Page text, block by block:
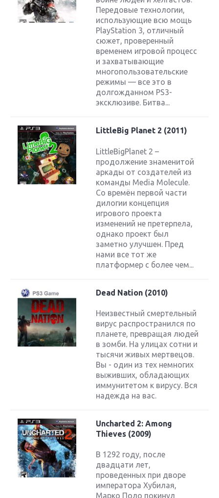
Передовые технологии,
использующие всю мощь
PlayStation 3, отличный
сюжет, проверенный
временем игровой процесс
и захватывающие
многопользовательские
режимы — все это в
долгожданном PS3-
эксклюзиве. Битва...
LittleBig Planet 2 (2011)
LittleBigPlanet 2 –
продолжение знаменитой
аркады от создателей из
команды Media Molecule.
Со времён первой части
дилогии концепция
игрового проекта
изменений не претерпела,
однако проект был
заметно улучшен. Пред
нами все тот же
платформер с более чем...
Dead Nation (2010)
Неизвестный смертельный
вирус распространился по
планете, превращая людей
в зомби. На улицах сотни и
тысячи живых мертвецов.
Вы - один из тех немногих
выживших, обладающих
иммунитетом к вирусу. Вся
надежда на вас.
Uncharted 2: Among
Thieves (2009)
В 1292 году, после
двадцати лет,
проведенных при дворе
императора Хубилая,
Марко Поло покинул